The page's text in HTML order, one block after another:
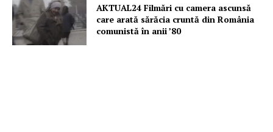
AKTUAL24 Filmări cu camera ascunsă
care arată sărăcia cruntă din România
comunistă în anii ’80